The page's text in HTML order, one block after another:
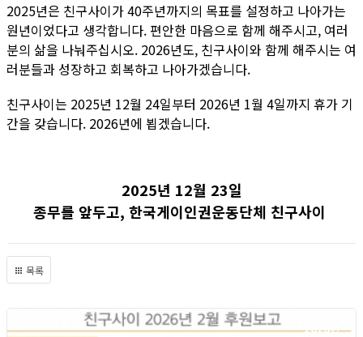
2025년은 친구사이가 40주년까지의 목표를 설정하고 나아가는
원년이었다고 생각합니다. 편안한 마음으로 함께 해주시고, 여러
분의 삶을 나눠주십시오. 2026년도, 친구사이와 함께 해주시는 여
러분들과 성장하고 회복하고 나아가겠습니다.
친구사이는 2025년 12월 24일부터 2026년 1월 4일까지 휴가 기
간을 갖습니다. 2026년에 뵙겠습니다.
2025년 12월 23일
종무를 앞두고, 한국게이인권운동단체 친구사이
목록
2026년